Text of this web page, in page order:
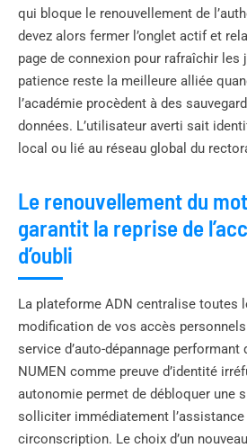
qui bloque le renouvellement de
devez alors fermer l’onglet actif et
page de connexion pour rafraîchir les
patience reste la meilleure alliée
l’académie procèdent à des
données. L’utilisateur averti sait
local ou lié au réseau global du
Le renouvellement du
garantit la reprise de
d’oubli
La plateforme ADN centralise toutes
modification de vos accès
service d’auto-dépannage
NUMEN comme preuve d’identité
autonomie permet de débloquer une
solliciter immédiatement
circonscription. Le choix d’un